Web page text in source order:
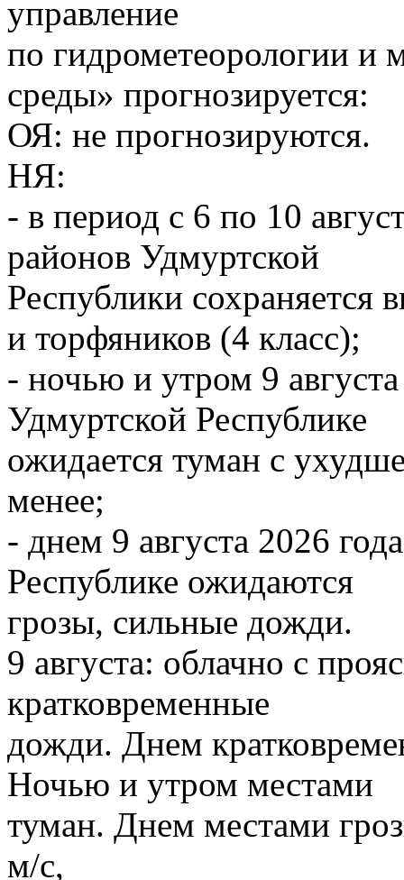
управление
по гидрометеорологии
среды» прогнозируется:
ОЯ: не прогнозируются.
НЯ:
- в период с 6 по 10
районов Удмуртской
Республики сохраняется
и торфяников (4 класс);
- ночью и утром 9
Удмуртской Республике
ожидается туман с
менее;
- днем 9 августа 2026
Республике ожидаются
грозы, сильные дожди.
9 августа: облачно с
кратковременные
дожди. Днем
Ночью и утром местами
туман. Днем местами
м/с,